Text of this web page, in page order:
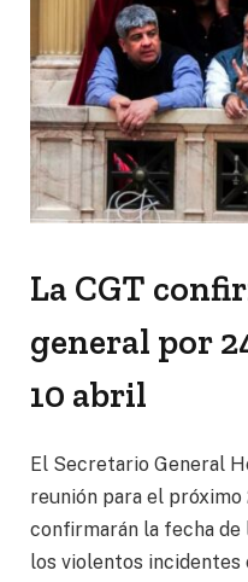
La CGT
general por
10 abril
El Secretario General
reunión para el próximo
confirmarán la fecha de
los violentos incidentes